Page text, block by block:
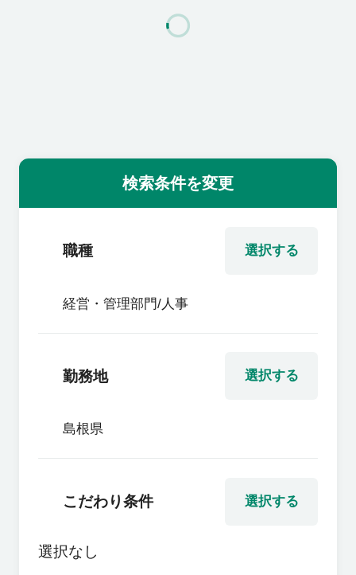
よくあるご質問
企業の担当者様
検索条件を変更
選択する
職種
経営・管理部門/人事
選択する
勤務地
島根県
選択する
こだわり条件
選択なし